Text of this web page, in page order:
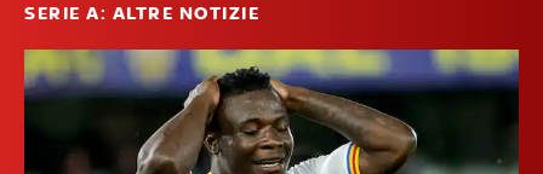
SERIE A: ALTRE NOTIZIE